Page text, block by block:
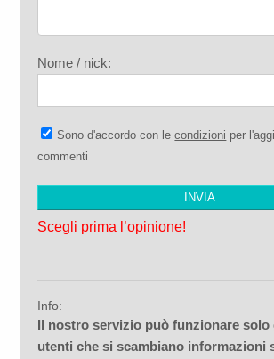
Nome / nick:
Sono d'accordo con lecondizioni per
commenti
Scegli prima l’opinione!
Info:
Il nostro servizio può funzionare solo
utenti che si scambiano informazioni